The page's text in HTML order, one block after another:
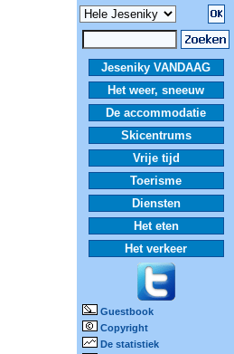
Jeseniky VANDAAG
Het weer, sneeuw
De accommodatie
Skicentrums
Vrije tijd
Toerisme
Diensten
Het eten
Het verkeer
Guestbook
Copyright
De statistiek